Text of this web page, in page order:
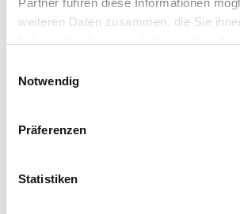
weiteren Daten zusammen, die Sie
Notwendig
Präferenzen
Statistiken
loadingjobninja.com